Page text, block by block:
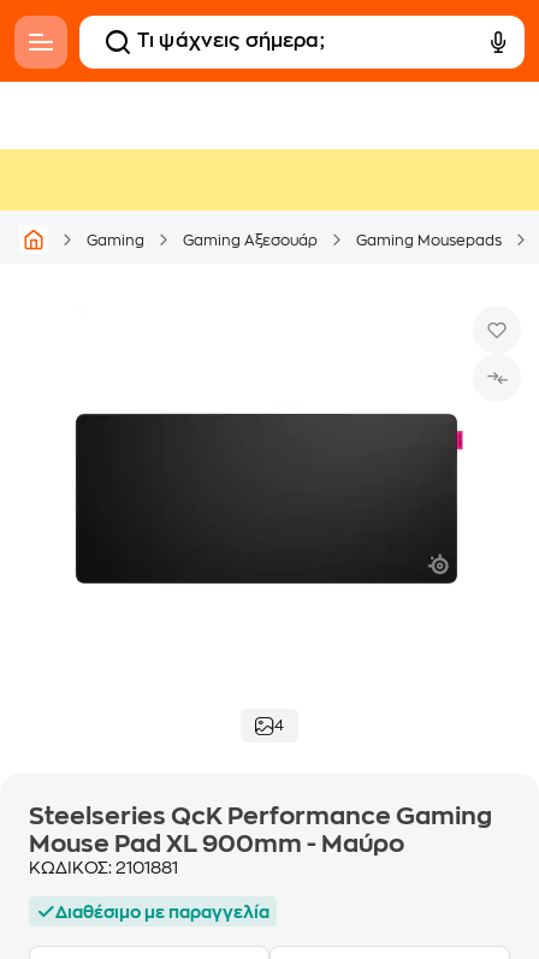
Gaming Gaming Αξεσουάρ Gaming Mousepads
4
Steelseries QcK Performance Gaming
Mouse Pad XL 900mm - Μαύρο
ΚΩΔΙΚΟΣ: 2101881
Διαθέσιμο με παραγγελία